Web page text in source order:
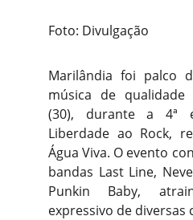
Foto: Divulgação
Marilândia foi palco
música de
(30), durante a 4ª
Liberdade ao Rock,
Água Viva. O evento
bandas Last Line,
Punkin Baby,
expressivo de diversas